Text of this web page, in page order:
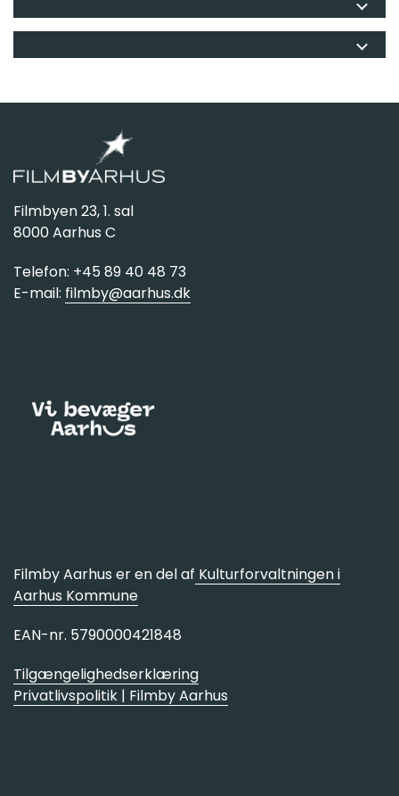
Filmbyen 23, 1. sal
8000 Aarhus C
Telefon: +45 89 40 48 73
E-mail: filmby@aarhus.dk
Filmby Aarhus er en del af Kulturforvaltningen i
Aarhus Kommune
EAN-nr. 5790000421848
Tilgængelighedserklæring
Privatlivspolitik | Filmby Aarhus